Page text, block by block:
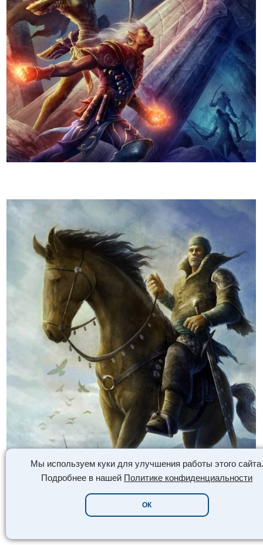
Мы используем куки для улучшения работы этого сайта.
Подробнее в нашей Политике конфиденциальности
ОК